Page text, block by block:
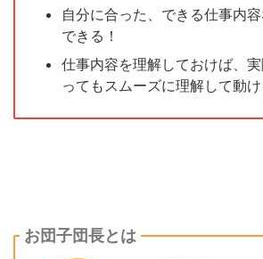
自分に合った、できる仕事内
できる！
仕事内容を理解しておけば、
ってもスムーズに理解して動け
お団子団長とは